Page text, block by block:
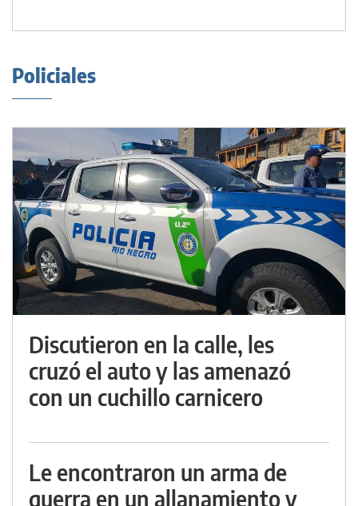
Policiales
Discutieron en la calle, les
cruzó el auto y las amenazó
con un cuchillo carnicero
Le encontraron un arma de
guerra en un allanamiento y